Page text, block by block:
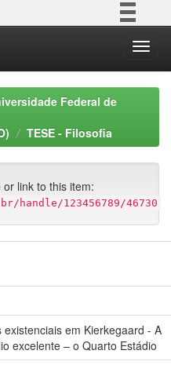
Participe
Acesso à informação
Legislação
Federal de
TESE - Filosofia
link to this item:
123456789/46730
existenciais em Kierkegaard - A
excelente – o Quarto Estádio